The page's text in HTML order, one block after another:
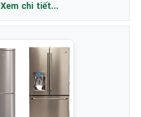
Xem chi tiết...